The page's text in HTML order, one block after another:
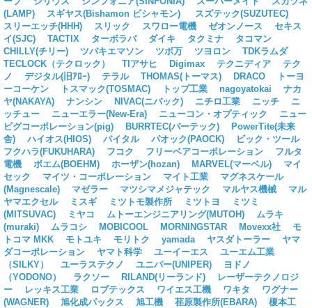
(LAMP)
スギヤス(Bishamon ビシャモン)
スズテック(SUZUTEC)
スリーエッチ(HHH)
スリック スワロー電機 ゼオンノース
セキス
イ(SJC)
TACTIX ターボラバ ダイキ タクミナ
タコマン
CHILLY(チリー)
ツバキエマソン ツボ万 ツヨロン
TDKラムダ
TECLOCK（テクロック）
TIアサヒ Digimax テクニディア
テク
ノ
デジタル(旧ｱﾛｰ) テラル THOMAS(トーマス) DRACO
トーヨ
ーコーケン
トスマック(TOSMAC) トップ工業 nagoyatokai
ナカ
ヤ(NAKAYA)
ナンシン NIVAC(ニバック) ニチロ工業 ニッチ
ニ
ッチュー
ニューエラー(New-Era) ニューコン・オプティック
ニュー
ピグコーポレーション(pig)
BURRTEC(バーテック)
PowerTite(未来
舎)
ハイオス(HIOS) バイタル パオック(PAOCK)
ビック・ツール
フクハラ(FUKUHARA)
フコク フリーベアコーポレーション
フルタ
電機
ボエム(BOEHM) ホーザン(hozan) MARVEL(マーベル)
マイ
セック
マイツ・コーポレーション マイト工業
マグネスケール
(Magnescale)
マゼラー マツシマメジャテック マルヤス機械
マル
ヤマエクセル
ミスギ ミツトモ製作所 ミツトヨ
ミツミ
(MITSUVAC)
ミヤコ ムトーエンジニアリング(MUTOH)
ムラキ
(muraki)
ムラコシ MOBICOOL MORNINGSTAR Movexx社
モ
トコマ MKK
モトユキ モリトク yamada ヤスダトーラー
ヤマ
ダコーポレーション
ヤマト科学 ユーイーエス
ユーエム工業
（SILKY）
ユーラステクノ ユニパー(UNIPER)
ヨドノ
（YODONO）
ラクソー RILAND(リーランド)
レーザーテクノロジ
ー
レッキス工業 ロブテックス ワイエス工機 ワキタ
ワグナー
(WAGNER)
旭化成パックス 旭工機 荏原製作所(EBARA)
榎本工